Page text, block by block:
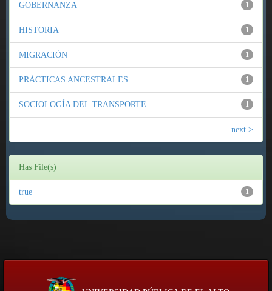
1
GOBERNANZA
1
HISTORIA
1
MIGRACIÓN
1
PRÁCTICAS ANCESTRALES
1
SOCIOLOGÍA DEL TRANSPORTE
next >
Has File(s)
1
true